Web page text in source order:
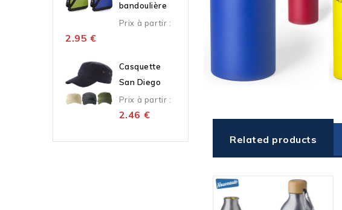
Related products
bandoulière
Prix à partir :
2.95 €
Casquette
San Diego
Prix à partir :
2.46 €